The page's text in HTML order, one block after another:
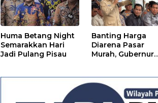
Huma Betang Night
Semarakkan Hari
Jadi Pulang Pisau
Banting Harga
Diarena Pasar
Murah, Gubernur